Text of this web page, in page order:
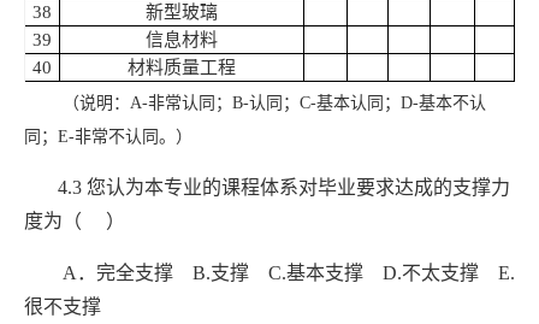
38
新型玻璃
39
信息材料
40
材料质量工程
（说明： A-非常认同； B-认同； C-基本认同； D-基本不认
同； E-非常不认同。）
4.3 您认为本专业的课程体系对毕业要求达成的支撑力
度为（ ）
A ．完全支撑 B.支撑 C.基本支撑 D.不太支撑 E.
很不支撑